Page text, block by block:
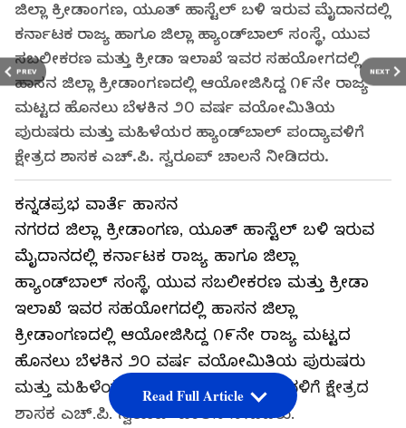
PREV NEXT
ಜಿಲ್ಲಾ ಕ್ರೀಡಾಂಗಣ, ಯೂತ್ ಹಾಸ್ಟೆಲ್ ಬಳಿ ಇರುವ ಮೈದಾನದಲ್ಲಿ
ಕರ್ನಾಟಕ ರಾಜ್ಯ ಹಾಗೂ ಜಿಲ್ಲಾ ಹ್ಯಾಂಡ್‌ಬಾಲ್ ಸಂಸ್ಥೆ, ಯುವ
ಸಬಲೀಕರಣ ಮತ್ತು ಕ್ರೀಡಾ ಇಲಾಖೆ ಇವರ ಸಹಯೋಗದಲ್ಲಿ
ಹಾಸನ ಜಿಲ್ಲಾ ಕ್ರೀಡಾಂಗಣದಲ್ಲಿ ಆಯೋಜಿಸಿದ್ದ ೧೯ನೇ ರಾಜ್ಯ
ಮಟ್ಟದ ಹೊನಲು ಬೆಳಕಿನ ೨೦ ವರ್ಷ ವಯೋಮಿತಿಯ
ಪುರುಷರು ಮತ್ತು ಮಹಿಳೆಯರ ಹ್ಯಾಂಡ್‌ಬಾಲ್ ಪಂದ್ಯಾವಳಿಗೆ
ಕ್ಷೇತ್ರದ ಶಾಸಕ ಎಚ್.ಪಿ. ಸ್ವರೂಪ್ ಚಾಲನೆ ನೀಡಿದರು.
ಕನ್ನಡಪ್ರಭ ವಾರ್ತೆ ಹಾಸನ
ನಗರದ ಜಿಲ್ಲಾ ಕ್ರೀಡಾಂಗಣ, ಯೂತ್ ಹಾಸ್ಟೆಲ್ ಬಳಿ ಇರುವ
ಮೈದಾನದಲ್ಲಿ ಕರ್ನಾಟಕ ರಾಜ್ಯ ಹಾಗೂ ಜಿಲ್ಲಾ
ಹ್ಯಾಂಡ್‌ಬಾಲ್ ಸಂಸ್ಥೆ, ಯುವ ಸಬಲೀಕರಣ ಮತ್ತು ಕ್ರೀಡಾ
ಇಲಾಖೆ ಇವರ ಸಹಯೋಗದಲ್ಲಿ ಹಾಸನ ಜಿಲ್ಲಾ
ಕ್ರೀಡಾಂಗಣದಲ್ಲಿ ಆಯೋಜಿಸಿದ್ದ ೧೯ನೇ ರಾಜ್ಯ ಮಟ್ಟದ
ಹೊನಲು ಬೆಳಕಿನ ೨೦ ವರ್ಷ ವಯೋಮಿತಿಯ ಪುರುಷರು
ಮತ್ತು ಮಹಿಳೆಯರ ಹ್ಯಾಂಡ್‌ಬಾಲ್ ಪಂದ್ಯಾವಳಿಗೆ ಕ್ಷೇತ್ರದ
ಶಾಸಕ ಎಚ್.ಪಿ. ಸ್ವರೂಪ್ ಚಾಲನೆ ನೀಡಿದರು.
Read Full Article